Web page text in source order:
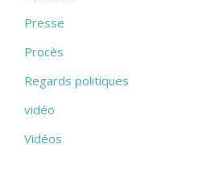
Presse
Procès
Regards politiques
vidéo
Vidéos